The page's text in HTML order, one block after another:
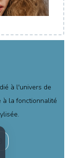
à l'univers de
à la fonctionnalité